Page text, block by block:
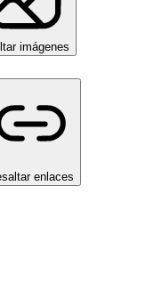
imágenes
enlaces